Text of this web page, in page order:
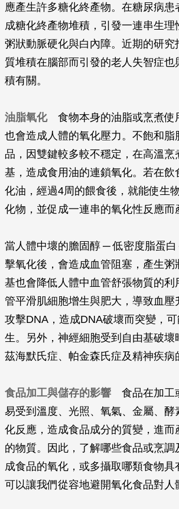
應產生許多糖化終產物。在糖尿病患
成糖化終產物堆積，引發一連串生理
粥狀動脈硬化與白內障。近期的研究
質堆積在腦部而引發的老人失智症也
積有關。
油脂氧化食物本身的油脂或烹煮使
也會造成人體的氧化壓力。不飽和脂
品，因雙鍵較多較不穩定，在高溫烹
基，造成食用油的連鎖氧化。若在飲
化油，經過4周的餵食後，就能使生
化物，並促成一連串的氧化性反應而
當人體中壞的膽固醇 ─ 低密度脂蛋
擊氧化後，會造成血管阻塞，產生粥
基也會降低人體中血管舒張物質的利
管平滑肌細胞增生與肥大，導致血壓
攻擊DNA，造成DNA破壞而突變，
生。另外，神經細胞受到自由基破壞
茲海默氏症、帕金森氏症及精神疾病
食品加工與儲存的影響 食品在加工
易受到溫度、光照、氧氣、金屬、酵
化反應，造成食品成分的質變，進而
的物質。因此，了解哪些食品或烹調
成食品的氧化，或多攝取哪類食物具
可以讓我們從容地避開氧化食品對人